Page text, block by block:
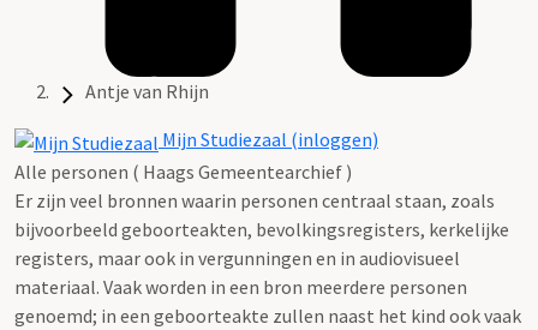
Antje van Rhijn
Mijn Studiezaal (inloggen)
Alle personen ( Haags Gemeentearchief )
Er zijn veel bronnen waarin personen centraal staan, zoals
bijvoorbeeld geboorteakten, bevolkingsregisters, kerkelijke
registers, maar ook in vergunningen en in audiovisueel
materiaal. Vaak worden in een bron meerdere personen
genoemd; in een geboorteakte zullen naast het kind ook vaak